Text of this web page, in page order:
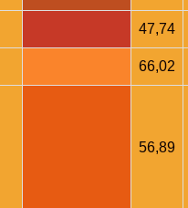
47,74
66,02
56,89